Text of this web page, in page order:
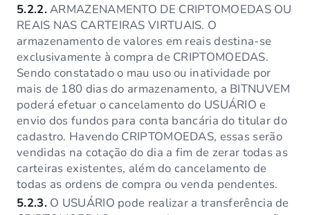
5.2.2.ARMAZENAMENTO DE CRIPTOMOEDAS OU
REAIS NAS CARTEIRAS VIRTUAIS. O
armazenamento de valores em reais destina-se
exclusivamente à compra de CRIPTOMOEDAS.
Sendo constatado o mau uso ou inatividade por
mais de 180 dias do armazenamento, a BITNUVEM
poderá efetuar o cancelamento do USUÁRIO e
envio dos fundos para conta bancária do titular do
cadastro. Havendo CRIPTOMOEDAS, essas serão
vendidas na cotação do dia a fim de zerar todas as
carteiras existentes, além do cancelamento de
todas as ordens de compra ou venda pendentes.
5.2.3.O USUÁRIO pode realizar a transferência de